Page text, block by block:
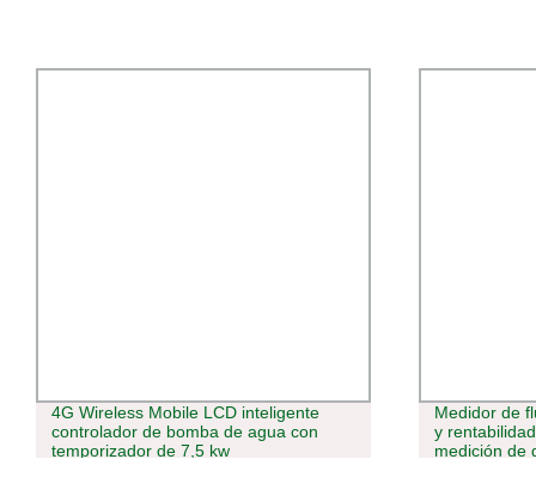
4G Wireless Mobile LCD inteligente
controlador de bomba de agua con
temporizador de 7,5 kw
Medidor de
y
medición de